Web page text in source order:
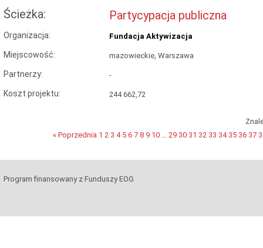
Ścieżka:
Partycypacja publiczna
Organizacja: Fundacja Aktywizacja
Miejscowość: mazowieckie, Warszawa
Partnerzy: -
Koszt projektu: 244 662,72
« Poprzednia 1 2 3 4 5 6 7 8 9 10 29 30 31 32 33 34 35 36 37
Program finansowany z Funduszy EOG